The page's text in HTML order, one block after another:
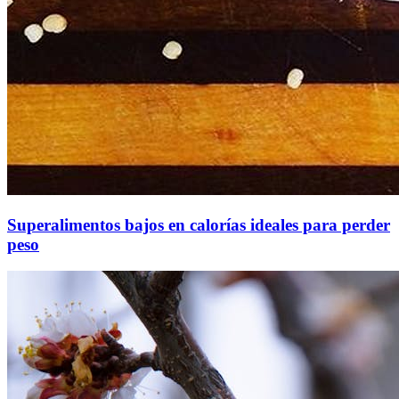
Superalimentos bajos en calorías ideales para perder
peso